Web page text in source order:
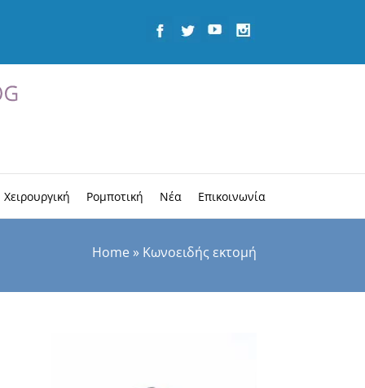
Ρομποτική Νέα Επικοινωνία
Home » Κωνοειδής εκτομή